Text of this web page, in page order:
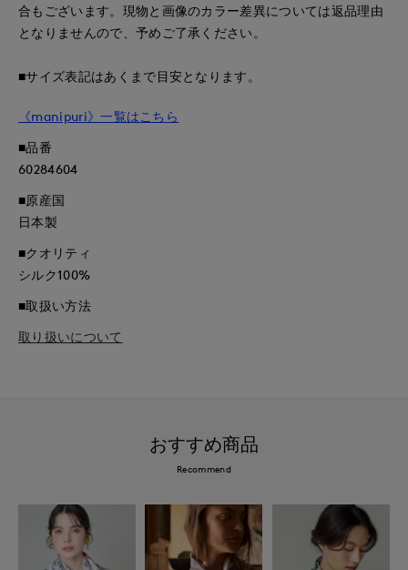
合もございます。現物と画像のカラー差異については返品理由
となりませんので、予めご了承ください。
■サイズ表記はあくまで目安となります。
《manipuri》一覧はこちら
■品番
60284604
■原産国
日本製
■クオリティ
シルク100%
■取扱い方法
取り扱いについて
おすすめ商品
Recommend